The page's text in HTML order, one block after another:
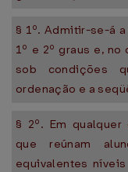
§ 1º. Admitir-se-á
1º e 2º graus e,
sob condições
ordenação e a
§ 2º. Em
que reúnam
equivalentes